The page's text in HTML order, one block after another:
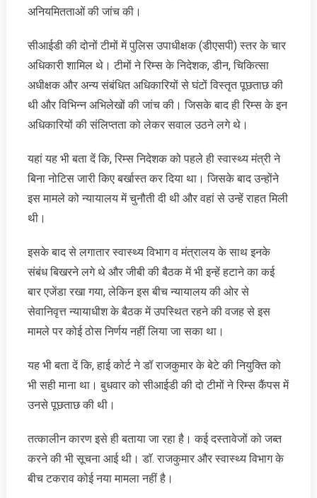
अनियमितताओं की जांच की।
सीआईडी की दोनों टीमों में पुलिस उपाधीक्षक (डीएसपी) स्तर के चार
अधिकारी शामिल थे। टीमों ने रिम्स के निदेशक, डीन, चिकित्सा
अधीक्षक और अन्य संबंधित अधिकारियों से घंटों विस्तृत पूछताछ की
थी और विभिन्न अभिलेखों की जांच की। जिसके बाद ही रिम्स के इन
अधिकारियों की संलिप्तता को लेकर सवाल उठने लगे थे।
यहां यह भी बता दें कि, रिम्स निदेशक को पहले ही स्वास्थ्य मंत्री ने
बिना नोटिस जारी किए बर्खास्त कर दिया था। जिसके बाद उन्होंने
इस मामले को न्यायालय में चुनौती दी थी और वहां से उन्हें राहत मिली
थी।
इसके बाद से लगातार स्वास्थ्य विभाग व मंत्रालय के साथ इनके
संबंध बिखरने लगे थे और जीबी की बैठक में भी इन्हें हटाने का कई
बार एजेंडा रखा गया, लेकिन इस बीच न्यायालय की ओर से
सेवानिवृत्त न्यायाधीश के बैठक में उपस्थित रहने की वजह से इस
मामले पर कोई ठोस निर्णय नहीं लिया जा सका था।
यह भी बता दें कि, हाई कोर्ट ने डॉ राजकुमार के बेटे की नियुक्ति को
भी सही माना था। बुधवार को सीआईडी की दो टीमों ने रिम्स कैंपस में
उनसे पूछताछ की थी।
तत्कालीन कारण इसे ही बताया जा रहा है। कई दस्तावेजों को जब्त
करने की भी सूचना आई थी। डाॅ. राजकुमार और स्वास्थ्य विभाग के
बीच टकराव कोई नया मामला नहीं है।